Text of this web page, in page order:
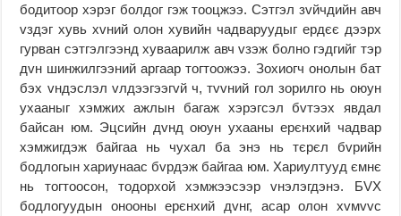
бодитоор хэрэг болдог гэж тооцжээ. Сэтгэл зvйчдийн авч
vздэг хувь хvний олон хувийн чадваруудыг ердєє дээрх
гурван сэтгэлгээнд хуваарилж авч vзэж болно гэдгийг тэр
дvн шинжилгээний аргаар тогтоожээ. Зохиогч онолын бат
бэх vндэслэл vлдээгээгvй ч, тvvний гол зорилго нь оюун
ухааныг хэмжих ажлын багаж хэрэгсэл бvтээх явдал
байсан юм. Эцсийн дvнд оюун ухааны ерєнхий чадвар
хэмжигдэж байгаа нь чухал ба энэ нь тєрєл бvрийн
бодлогын хариунаас бvрдэж байгаа юм. Хариултууд ємнє
нь тогтоосон, тодорхой хэмжээсээр vнэлэгдэнэ. БVХ
бодлогуудын онооны ерєнхий дvнг, асар олон хvмvvс